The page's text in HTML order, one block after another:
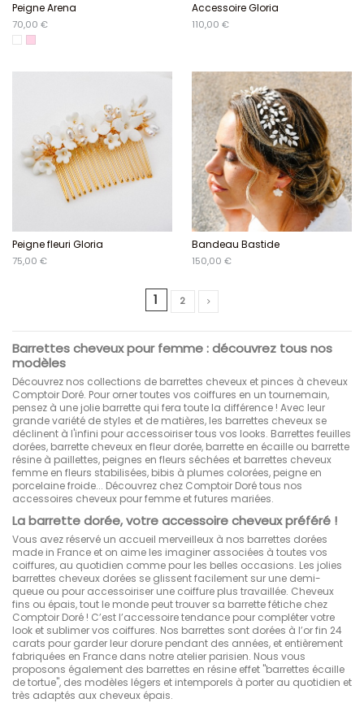
Peigne Arena
70,00 €
BlancRose clair
Accessoire Gloria
110,00 €
Peigne fleuri Gloria
75,00 €
Bandeau Bastide
150,00 €
1 2
Barrettes cheveux pour femme : découvrez tous nos
modèles
Découvrez nos collections de barrettes cheveux et pinces à cheveux
Comptoir Doré. Pour orner toutes vos coiffures en un tournemain,
pensez à une jolie barrette qui fera toute la différence ! Avec leur
grande variété de styles et de matières, les barrettes cheveux se
déclinent à l'infini pour accessoiriser tous vos looks. Barrettes feuilles
dorées, barrette cheveux en fleur dorée, barrette en écaille ou barrette
résine à paillettes, peignes en fleurs séchées et barrettes cheveux
femme en fleurs stabilisées, bibis à plumes colorées, peigne en
porcelaine froide... Découvrez chez Comptoir Doré tous nos
accessoires cheveux pour femme et futures mariées.
La barrette dorée, votre accessoire cheveux préféré !
Vous avez réservé un accueil merveilleux à nos barrettes dorées
made in France et on aime les imaginer associées à toutes vos
coiffures, au quotidien comme pour les belles occasions. Les jolies
barrettes cheveux dorées se glissent facilement sur une demi-
queue ou pour accessoiriser une coiffure plus travaillée. Cheveux
fins ou épais, tout le monde peut trouver sa barrette fétiche chez
Comptoir Doré ! C’est l’accessoire tendance pour compléter votre
look et sublimer vos coiffures. Nos barrettes sont dorées à l’or fin 24
carats pour garder leur dorure pendant des années, et entièrement
fabriquées en France dans notre atelier parisien. Nous vous
proposons également des barrettes en résine effet "barrettes écaille
de tortue", des modèles légers et intemporels à porter au quotidien et
très adaptés aux cheveux épais.